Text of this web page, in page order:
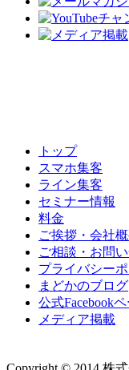
トップ
スマホ集客
ライン集客
セミナー情報
料金
ご挨拶・会社
ご相談・お問
プライバシー
まどかのブログ
公式Facebook
メディア掲載